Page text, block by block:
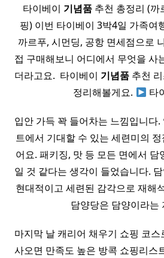
​ 타이베이 기념품추천 총정리 (까
핑) 이번 타이베이 3박4일 가족여
까르푸, 시먼딩, 공항 면세점으로
접 구매해보니 어디에서 무엇을 사
더라고요. ​ 타이베이 기념품 추천
정리해볼게요.
타
입안 가득 꽉 들어차는 느낌입니다
트에서 기대할 수 있는 세련미의
어요. 패키징, 맛 등 모든 면에서 담
일 것 같다는 생각이 들었습니다.
현대적이고 세련된 감각으로 재해
담양당은 담양이라는
마지막 날 캐리어 채우기 쇼핑 코
사오면 만족도 높은 방콕 쇼핑리스